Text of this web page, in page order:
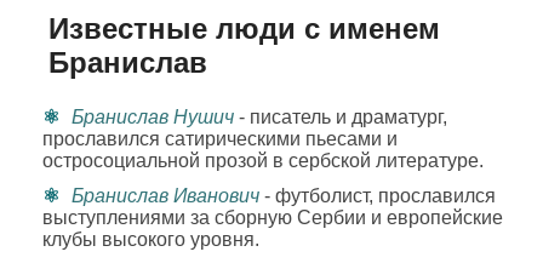
Известные люди с именем
Бранислав
Бранислав Нушич - писатель и драматург,
прославился сатирическими пьесами и
остросоциальной прозой в сербской литературе.
Бранислав Иванович - футболист, прославился
выступлениями за сборную Сербии и европейские
клубы высокого уровня.